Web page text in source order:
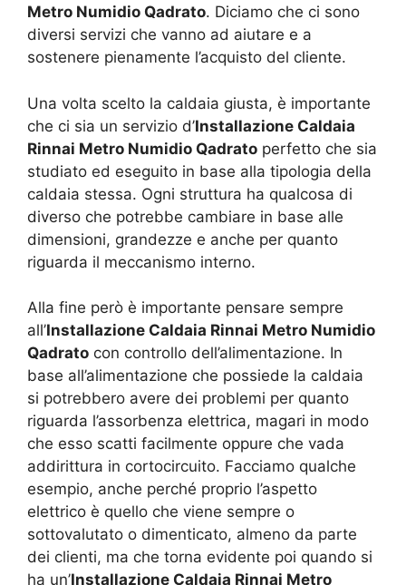
Metro Numidio Qadrato. Diciamo che ci sono
diversi servizi che vanno ad aiutare e a
sostenere pienamente l’acquisto del cliente.
Una volta scelto la caldaia giusta, è importante
che ci sia un servizio d’Installazione Caldaia
Rinnai Metro Numidio Qadrato perfetto che sia
studiato ed eseguito in base alla tipologia della
caldaia stessa. Ogni struttura ha qualcosa di
diverso che potrebbe cambiare in base alle
dimensioni, grandezze e anche per quanto
riguarda il meccanismo interno.
Alla fine però è importante pensare sempre
all’Installazione Caldaia Rinnai Metro Numidio
Qadrato con controllo dell’alimentazione. In
base all’alimentazione che possiede la caldaia
si potrebbero avere dei problemi per quanto
riguarda l’assorbenza elettrica, magari in modo
che esso scatti facilmente oppure che vada
addirittura in cortocircuito. Facciamo qualche
esempio, anche perché proprio l’aspetto
elettrico è quello che viene sempre o
sottovalutato o dimenticato, almeno da parte
dei clienti, ma che torna evidente poi quando si
ha un’Installazione Caldaia Rinnai Metro